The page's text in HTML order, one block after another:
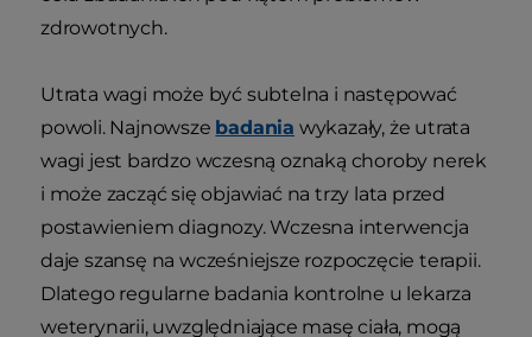
zdrowotnych.
Utrata wagi może być subtelna i następować
powoli. Najnowsze badania wykazały, że utrata
wagi jest bardzo wczesną oznaką choroby nerek
i może zacząć się objawiać na trzy lata przed
postawieniem diagnozy. Wczesna interwencja
daje szansę na wcześniejsze rozpoczęcie terapii.
Dlatego regularne badania kontrolne u lekarza
weterynarii, uwzględniające masę ciała, mogą